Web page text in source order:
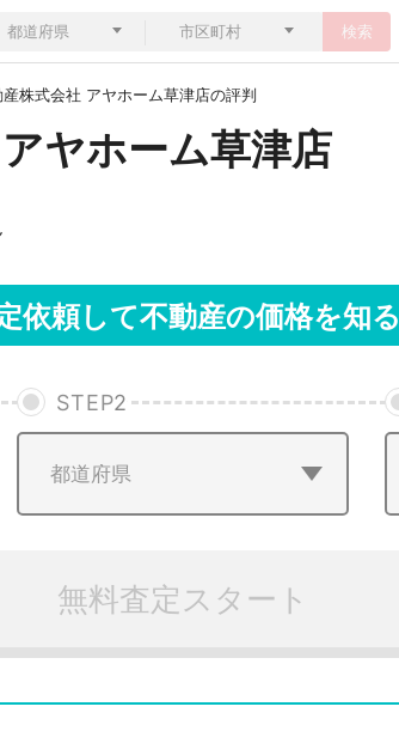
検索
株式会社 アヤホーム草津店の評判
ヤホーム草津店
依頼して不動産の価格を知る
STEP2
無料査定スタート